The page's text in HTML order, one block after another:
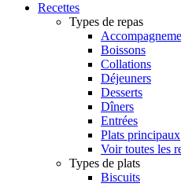
Recettes
Types de repas
Boissons
Collations
Déjeuners
Desserts
Dîners
Entrées
Plats principaux
Voir toutes les
Types de plats
Biscuits